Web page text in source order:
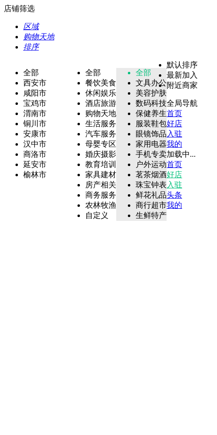
店铺筛选
区域
购物天地
排序
全部
西安市
咸阳市
宝鸡市
渭南市
铜川市
安康市
汉中市
商洛市
延安市
榆林市
全部
餐饮美食
休闲娱乐
酒店旅游
购物天地
生活服务
汽车服务
母婴专区
婚庆摄影
教育培训
家具建材
房产相关
商务服务
农林牧渔
自定义
全部
文具办公
美容护肤
数码科技
保健养生
服装鞋包
眼镜饰品
家用电器
手机专卖
户外运动
茗茶烟酒
珠宝钟表
鲜花礼品
商行超市
生鲜特产
默认排序
最新加入
附近商家
全局导航
首页
好店
入驻
我的
加载中...
首页
好店
入驻
头条
我的